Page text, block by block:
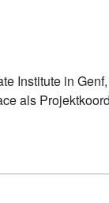
Institute in
als